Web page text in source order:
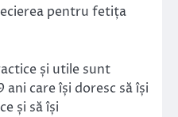
pentru fetița
și utile sunt
care își doresc să își
și să își